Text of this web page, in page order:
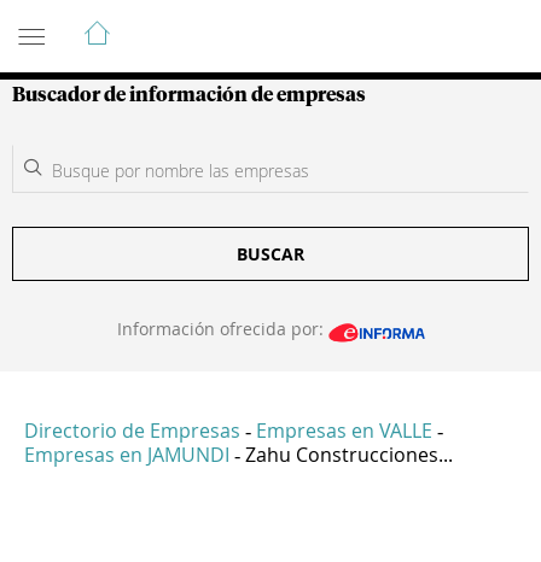
Guía de Empresas Colombianas
Buscador de información de empresas
BUSCAR
Información ofrecida por:
Directorio de Empresas - Empresas en VALLE -
Empresas en JAMUNDI - Zahu Construcciones...